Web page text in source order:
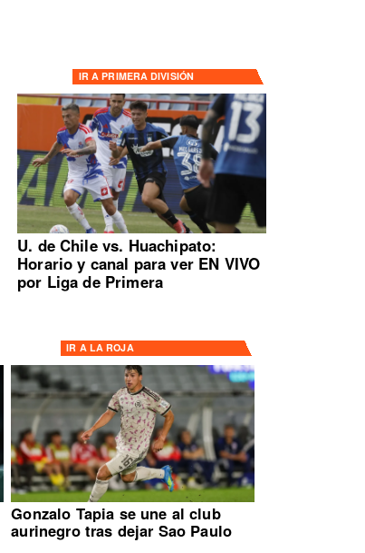
IR A PRIMERA DIVISIÓN
U. de Chile vs. Huachipato:
Horario y canal para ver EN VIVO
por Liga de Primera
IR A LA ROJA
Gonzalo Tapia se une al club
aurinegro tras dejar Sao Paulo